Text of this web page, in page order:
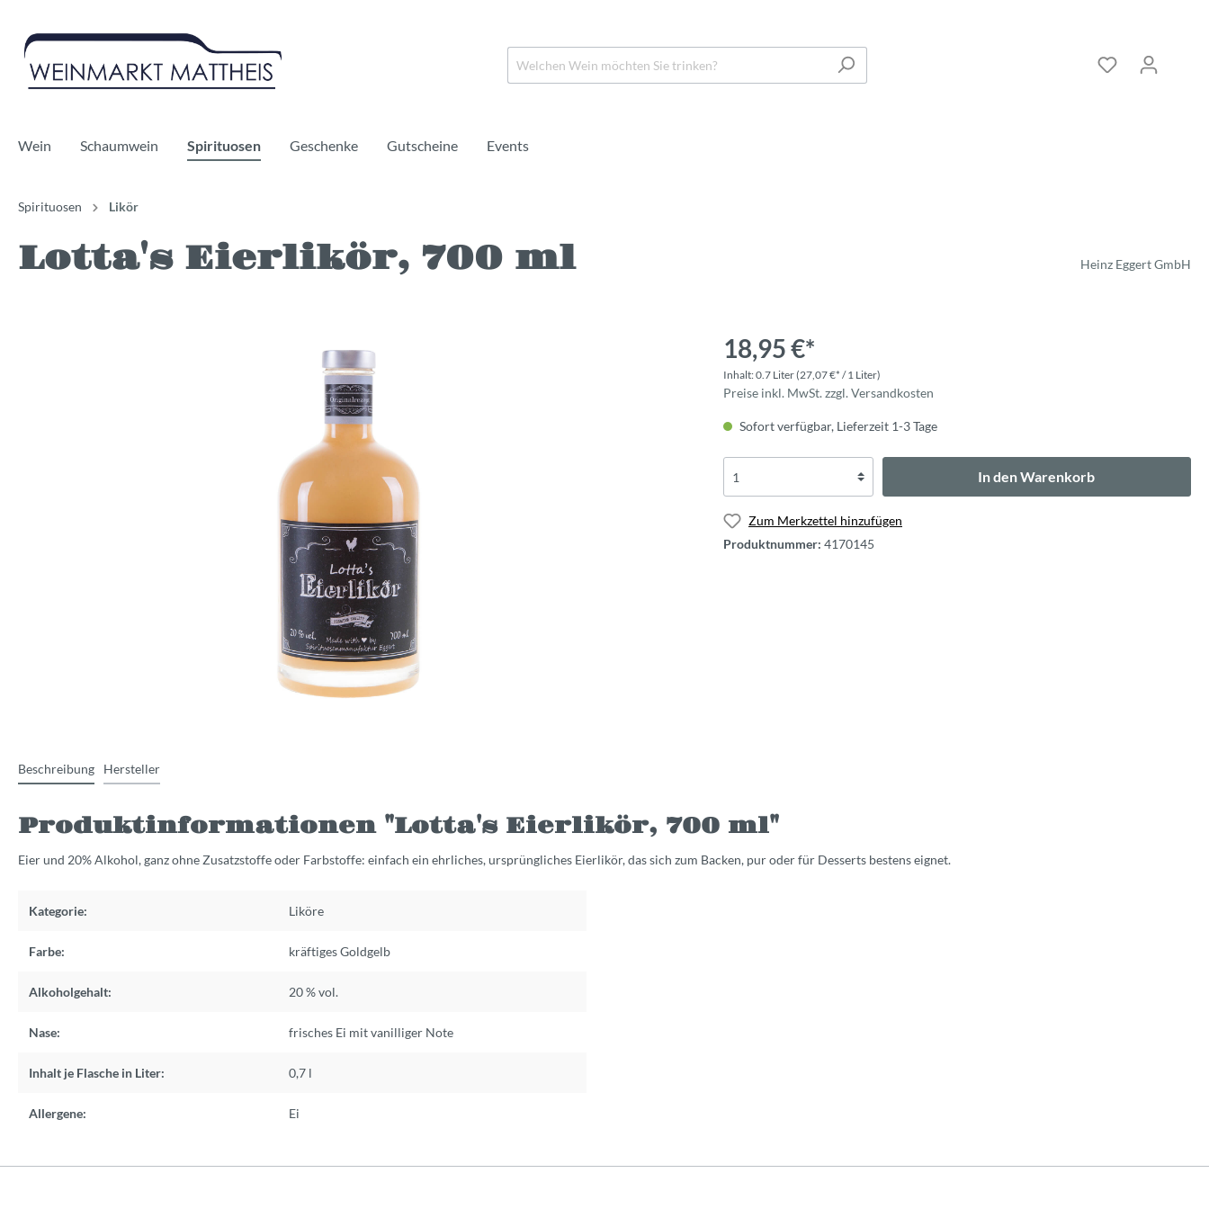
Wein Schaumwein Spirituosen Geschenke Gutscheine Events
Rotwein Weißwein
Bio
Sekt Prosecco
Whisky Gin
Spirituosen Likör
Lotta's Eierlikör, 700 ml Heinz Eggert GmbH
18,95 €*
Inhalt:0.7 Liter(27,07 €* / 1 Liter)
Preise inkl. MwSt. zzgl. Versandkosten
Sofort verfügbar, Lieferzeit 1-3 Tage
In den Warenkorb
Zum Merkzettel hinzufügen
Produktnummer: 4170145
Beschreibung Hersteller
Produktinformationen "Lotta's Eierlikör, 700 ml"
Eier und 20% Alkohol, ganz ohne Zusatzstoffe oder Farbstoffe: einfach ein ehrliches, ursprüngliches Eierlikör, das sich zum Backen, pur oder für Desserts bestens eignet.
Kategorie: Liköre
Farbe: kräftiges Goldgelb
Alkoholgehalt: 20 % vol.
Nase: frisches Ei mit vanilliger Note
Inhalt je Flasche in Liter: 0,7 l
Allergene: Ei